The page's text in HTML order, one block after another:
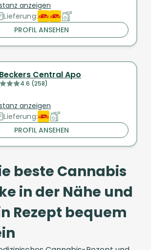
anzeigen
Lieferung:
PROFIL ANSEHEN
Central Apo
4.6 (258)
anzeigen
Lieferung:
PROFIL ANSEHEN
beste Cannabis
in der Nähe und
Rezept bequem